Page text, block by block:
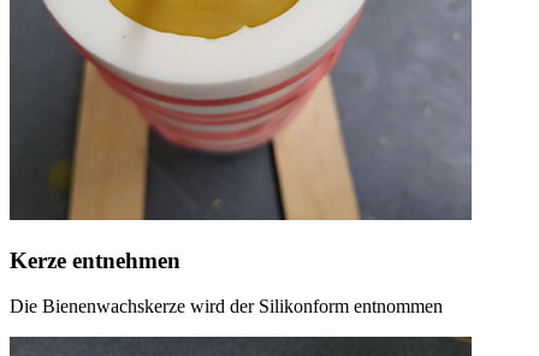
Kerze entnehmen
Die Bienenwachskerze wird der Silikonform entnommen